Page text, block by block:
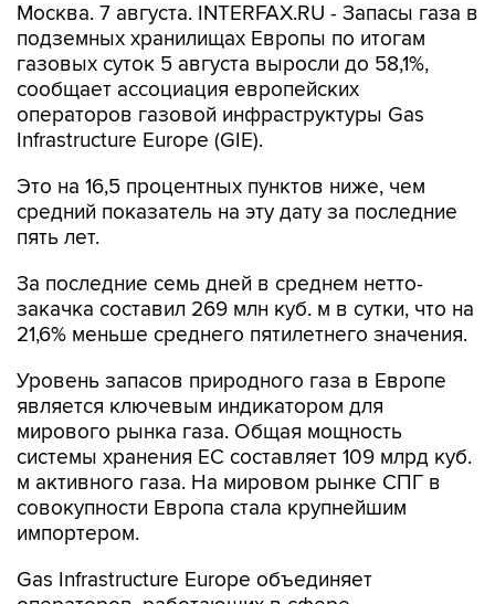
Москва. 7 августа. INTERFAX.RU - Запасы газа в
подземных хранилищах Европы по итогам
газовых суток 5 августа выросли до 58,1%,
сообщает ассоциация европейских
операторов газовой инфраструктуры Gas
Infrastructure Europe (GIE).
Это на 16,5 процентных пунктов ниже, чем
средний показатель на эту дату за последние
пять лет.
За последние семь дней в среднем нетто-
закачка составил 269 млн куб. м в сутки, что на
21,6% меньше среднего пятилетнего значения.
Уровень запасов природного газа в Европе
является ключевым индикатором для
мирового рынка газа. Общая мощность
системы хранения ЕС составляет 109 млрд куб.
м активного газа. На мировом рынке СПГ в
совокупности Европа стала крупнейшим
импортером.
Gas Infrastructure Europe объединяет